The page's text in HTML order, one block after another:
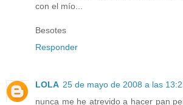
con el mío...
Besotes
Responder
LOLA 25 de mayo de 2008 a las
nunca me he atrevido a hacer pan